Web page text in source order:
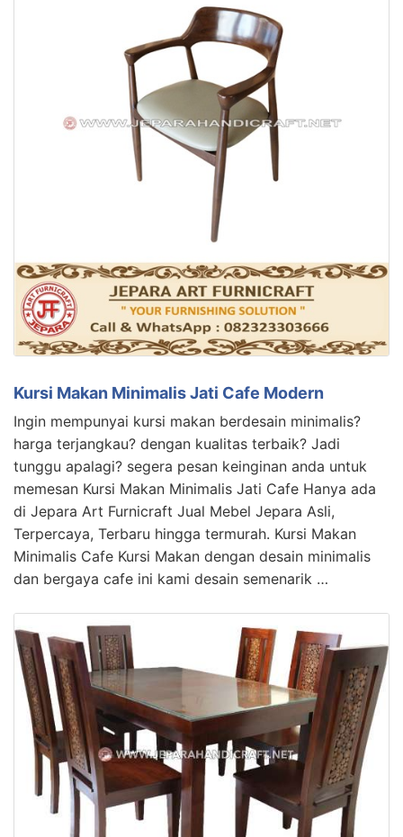
Kursi Makan Minimalis Jati Cafe Modern
Ingin mempunyai kursi makan berdesain minimalis?
harga terjangkau? dengan kualitas terbaik? Jadi
tunggu apalagi? segera pesan keinginan anda untuk
memesan Kursi Makan Minimalis Jati Cafe Hanya ada
di Jepara Art Furnicraft Jual Mebel Jepara Asli,
Terpercaya, Terbaru hingga termurah. Kursi Makan
Minimalis Cafe Kursi Makan dengan desain minimalis
dan bergaya cafe ini kami desain semenarik …